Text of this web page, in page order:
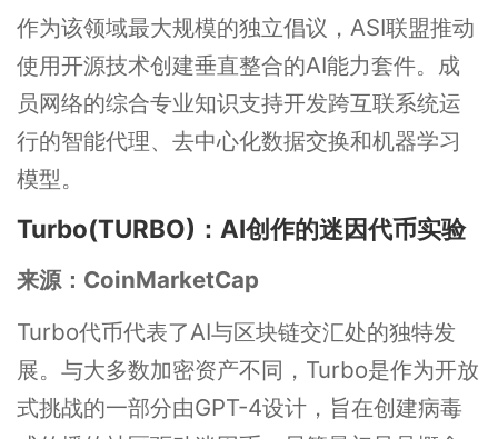
作为该领域最大规模的独立倡议，ASI联盟推动
使用开源技术创建垂直整合的AI能力套件。成
员网络的综合专业知识支持开发跨互联系统运
行的智能代理、去中心化数据交换和机器学习
模型。
Turbo(TURBO)：AI创作的迷因代币实验
来源：CoinMarketCap
Turbo代币代表了AI与区块链交汇处的独特发
展。与大多数加密资产不同，Turbo是作为开放
式挑战的一部分由GPT-4设计，旨在创建病毒